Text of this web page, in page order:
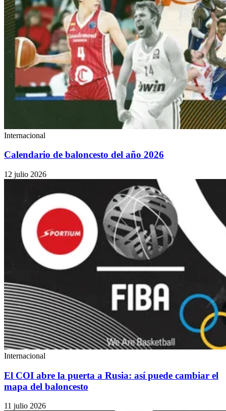
Internacional
Calendario de baloncesto del año 2026
12 julio 2026
Internacional
El COI abre la puerta a Rusia: así puede cambiar el
mapa del baloncesto
11 julio 2026